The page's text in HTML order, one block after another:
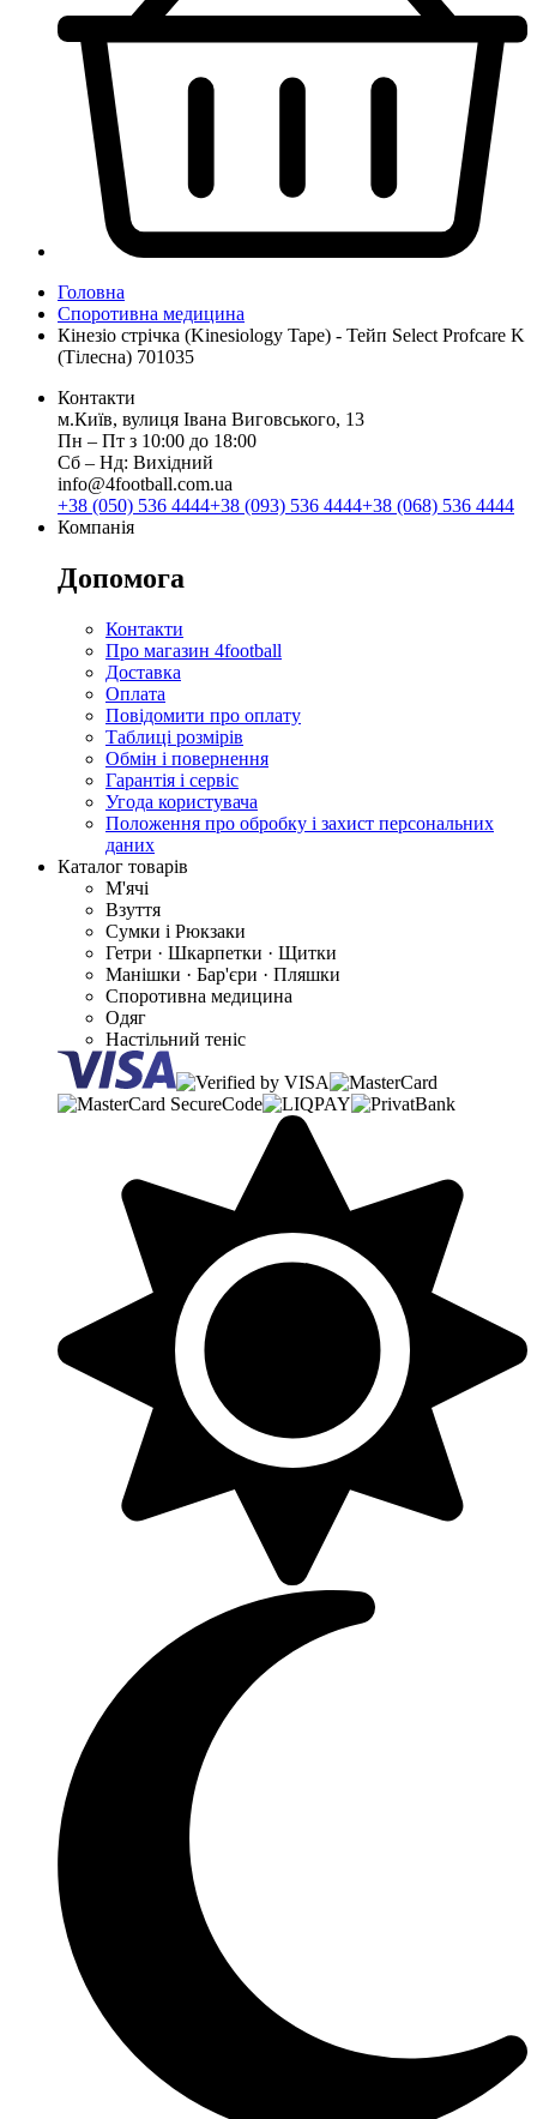
Головна
Споротивна медицина
Кінезіо стрічка (Kinesiology Tape) - Тейп Select Profcare K
(Тілесна) 701035
Контакти
м.Київ, вулиця Івана Виговського, 13
Пн ‒ Пт з 10:00 до 18:00
Сб ‒ Нд: Вихідний
info@4football.com.ua
+38 (050) 536 4444+38 (093) 536 4444+38 (068) 536 4444
Компанія
Допомога
Контакти
Про магазин 4football
Доставка
Оплата
Повідомити про оплату
Таблиці розмірів
Обмін і повернення
Гарантія і сервіс
Угода користувача
Положення про обробку і захист персональних
даних
Каталог товарів
М'ячі
Взуття
Сумки і Рюкзаки
Гетри · Шкарпетки · Щитки
Манішки · Бар'єри · Пляшки
Споротивна медицина
Одяг
Настільний теніс